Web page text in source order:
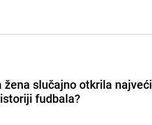
žena slučajno otkrila najveći
fudbala?